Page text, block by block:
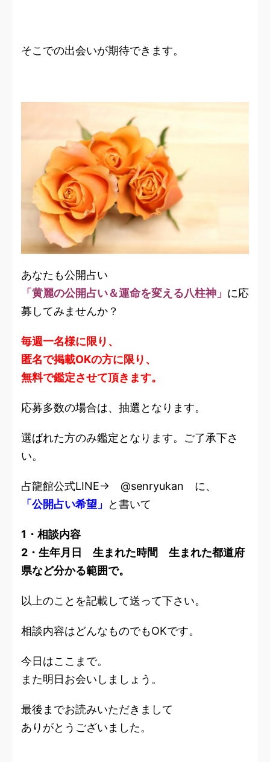
そこでの出会いが期待できます。
あなたも公開占い
「黄麗の公開占い＆運命を変える八柱神」 に応
募してみませんか？
毎週一名様に限り、
匿名で掲載OKの方に限り、
無料で鑑定させて頂きます。
応募多数の場合は、抽選となります。
選ばれた方のみ鑑定となります。ご了承下さ
い。
占龍館公式LINE→ @senryukan に、
「公開占い希望」
と書いて
1・相談内容
2・生年月日 生まれた時間 生まれた都道府
県など分かる範囲で。
以上のことを記載して送って下さい。
相談内容はどんなものでもOKです。
今日はここまで。
また明日お会いしましょう。
最後までお読みいただきまして
ありがとうございました。